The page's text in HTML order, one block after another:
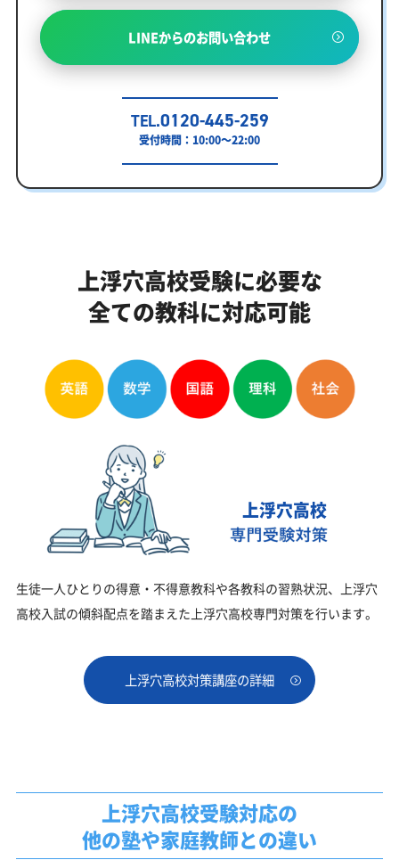
LINEからのお問い合わせ
TEL.0120-445-259
受付時間：10:00～22:00
上浮穴高校受験に必要な
全ての教科に対応可能
上浮穴高校
生徒一人ひとりの得意・不得意教科や各教科の習熟状況、上浮穴
高校入試の傾斜配点を踏まえた上浮穴高校専門対策を行います。
上浮穴高校対策講座の詳細
上浮穴高校受験対応の
他の塾や家庭教師との違い